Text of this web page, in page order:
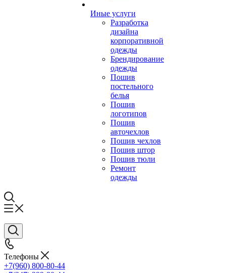
Иные услуги
Разработка
дизайна
корпоративной
одежды
Брендирование
одежды
Пошив
постельного
белья
Пошив
логотипов
Пошив
авточехлов
Пошив чехлов
Пошив штор
Пошив тюли
Ремонт
одежды
Телефоны
+7(960) 800-80-44